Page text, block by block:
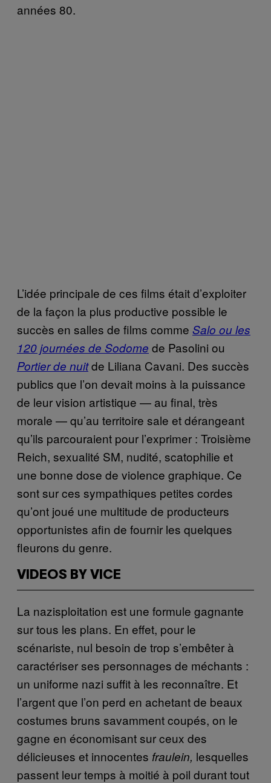
années 80.
L’idée principale de ces films était d’exploiter
de la façon la plus productive possible le
succès en salles de films comme Salo ou les
120 journées de Sodome de Pasolini ou
Portier de nuitde Liliana Cavani. Des succès
publics que l’on devait moins à la puissance
de leur vision artistique — au final, très
morale — qu’au territoire sale et dérangeant
qu’ils parcouraient pour l’exprimer : Troisième
Reich, sexualité SM, nudité, scatophilie et
une bonne dose de violence graphique. Ce
sont sur ces sympathiques petites cordes
qu’ont joué une multitude de producteurs
opportunistes afin de fournir les quelques
fleurons du genre.
VIDEOS BY VICE
La nazisploitation est une formule gagnante
sur tous les plans. En effet, pour le
scénariste, nul besoin de trop s’embêter à
caractériser ses personnages de méchants :
un uniforme nazi suffit à les reconnaître. Et
l’argent que l’on perd en achetant de beaux
costumes bruns savamment coupés, on le
gagne en économisant sur ceux des
délicieuses et innocentes fraulein, lesquelles
passent leur temps à moitié à poil durant tout